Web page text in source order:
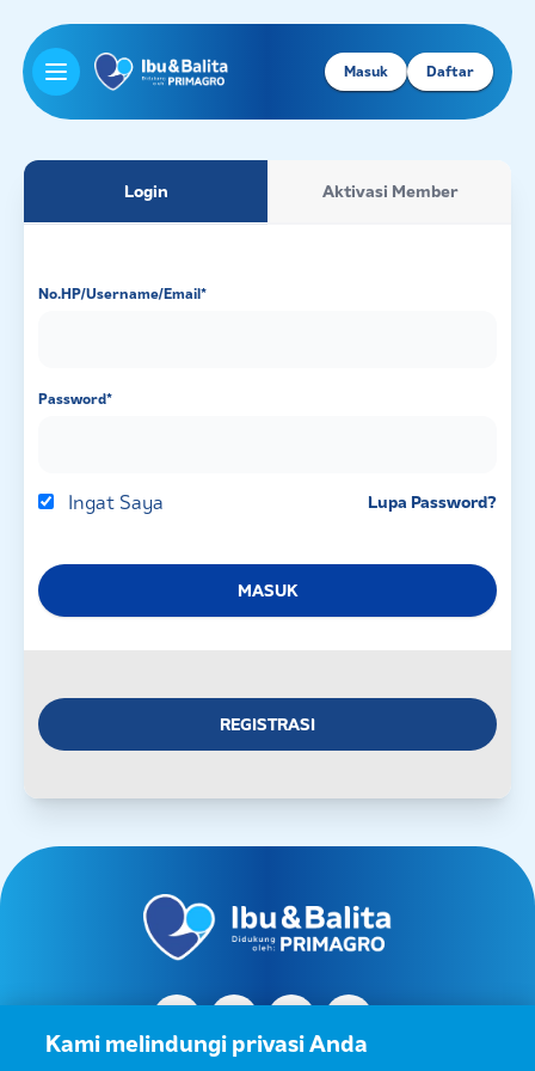
Open main menu
Masuk Daftar
Login Aktivasi Member
No.HP/Username/Email*
Password*
Ingat Saya Lupa Password?
MASUK
REGISTRASI
Kami melindungi privasi Anda